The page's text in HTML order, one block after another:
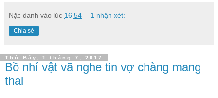
Nặc danh vào lúc 16:54 1 nhận xét:
Chia sẻ
Thứ Bảy, 1 tháng 7, 2017
Bồ nhí vật vã nghe tin vợ chàng mang
thai